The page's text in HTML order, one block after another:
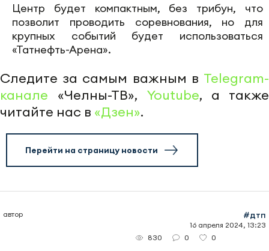
Центр будет компактным, без трибун, что
позволит проводить соревнования, но для
крупных событий будет использоваться
«Татнефть-Арена».
Следите за самым важным в Telegram-
канале «Челны-ТВ», Youtube, а также
читайте нас в «Дзен».
Перейти на страницу новости
автор #дтп
16 апреля 2024, 13:23
830
0 0